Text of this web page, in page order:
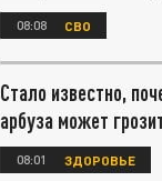
08:08 СВО
Стало известно,
арбуза может
08:01 ЗДОРОВЬЕ